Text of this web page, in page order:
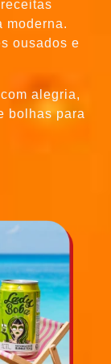
ousados e
alegria,